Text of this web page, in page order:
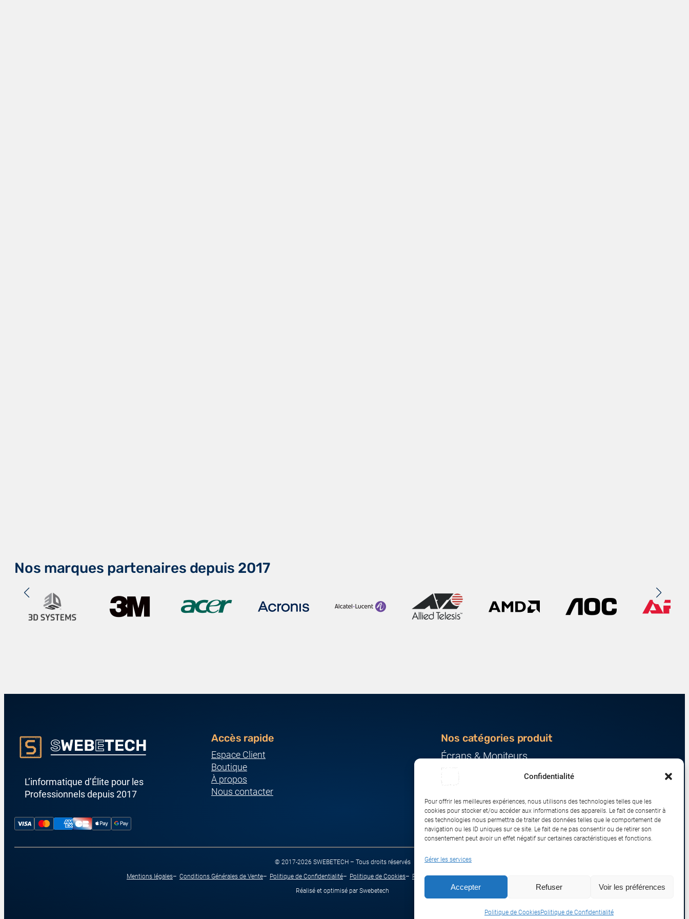
Confidentialité
Pour offrir les meilleures expériences, nous utilisons des technologies telles que les
cookies pour stocker et/ou accéder aux informations des appareils. Le fait de consentir à
ces technologies nous permettra de traiter des données telles que le comportement de
navigation ou les ID uniques sur ce site. Le fait de ne pas consentir ou de retirer son
consentement peut avoir un effet négatif sur certaines caractéristiques et fonctions.
Gérer les services
Accepter Refuser Voir les préférences
Politique de CookiesPolitique de Confidentialité
Nos marques partenaires depuis 2017
L’informatique d’Élite pour les
Professionnels depuis 2017
Accès rapide
Espace Client
Boutique
À propos
Nous contacter
Nos catégories produit
Écrans & Moniteurs
Serveurs & Stockage
Impression & Consommables
Ordinateurs & Tablettes
Périphériques & Accessoires
Réseau & IoT
© 2017-2026 SWEBETECH – Tous droits réservés
Mentions légales
Conditions Générales de Vente Politique de Confidentialité Politique de Cookies Politique de Transport
Remboursements et Retours
Réalisé et optimisé par Swebetech